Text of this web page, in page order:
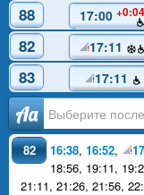
88
17:00 +0:04
82
17:11
83
17:11
Аа
82 16:38, 16:52,
18:56, 19:11,
21:11, 21:26, 21:56,